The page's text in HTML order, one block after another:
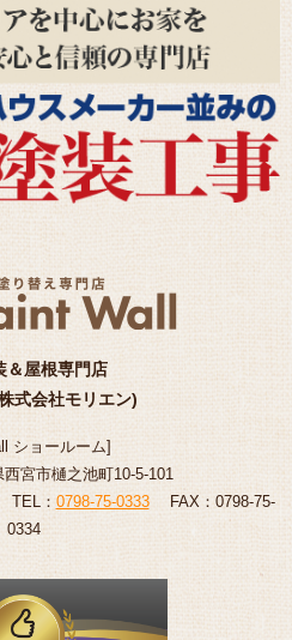
＆屋根専門店
式会社モリエン)
ショールーム]
宮市樋之池町10-5-101
： 0798-75-0333FAX：0798-75-
0334